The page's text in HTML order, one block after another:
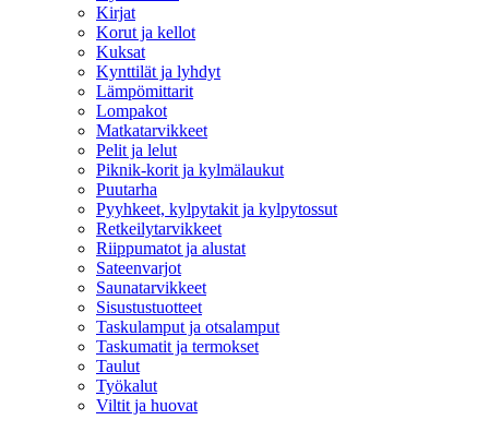
Kirjat
Korut ja kellot
Kuksat
Kynttilät ja lyhdyt
Lämpömittarit
Lompakot
Matkatarvikkeet
Pelit ja lelut
Piknik-korit ja kylmälaukut
Puutarha
Pyyhkeet, kylpytakit ja kylpytossut
Retkeilytarvikkeet
Riippumatot ja alustat
Sateenvarjot
Saunatarvikkeet
Sisustustuotteet
Taskulamput ja otsalamput
Taskumatit ja termokset
Taulut
Työkalut
Viltit ja huovat